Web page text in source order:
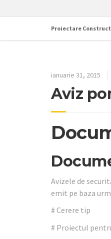
Proiectare
ianuarie 31, 2015
Aviz
Avizele de
emit pe baza
# Cerere tip
# Proiectul